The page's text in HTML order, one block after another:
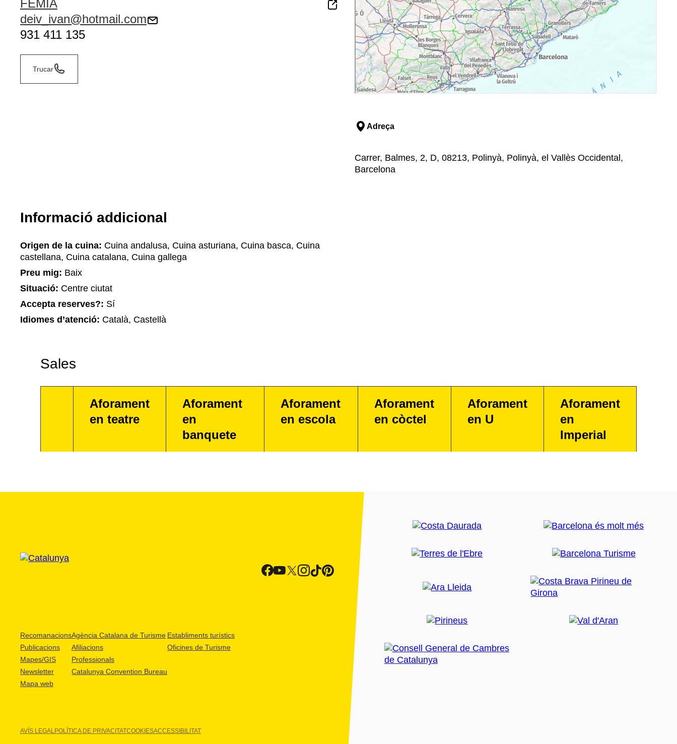
FEMIA
deiv_ivan@hotmail.com
931 411 135
Trucar
Adreça
Carrer, Balmes, 2, D, 08213, Polinyà, Polinyà, el Vallès Occidental,
Barcelona
Informació addicional
Origen de la cuina: Cuina andalusa, Cuina asturiana, Cuina basca, Cuina
castellana, Cuina catalana, Cuina gallega
Preu mig: Baix
Situació: Centre ciutat
Accepta reserves?: Sí
Idiomes d’atenció: Català, Castellà
Sales
Aforament
en teatre
Aforament
en
banquete
Aforament
en escola
Aforament
en còctel
Aforament
en U
Aforament
en
Imperial
Recomanacions
Publicacions
Mapes/GIS
Newsletter
Mapa web
Agència Catalana de Turisme
Afiliacions
Professionals
Catalunya Convention Bureau
Establiments turístics
Oficines de Turisme
AVÍS LEGALPOLÍTICA DE PRIVACITATCOOKIESACCESSIBILITAT